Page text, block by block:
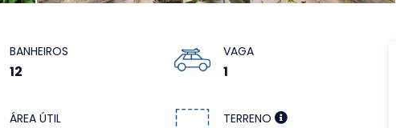
BANHEIROS
12
VAGA
1
ÁREA ÚTIL TERRENO